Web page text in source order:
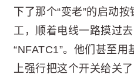
下了那个“变老”的启动
工，顺着电线一路摸过
“NFATC1”。他们甚至
上强行把这个开关给关